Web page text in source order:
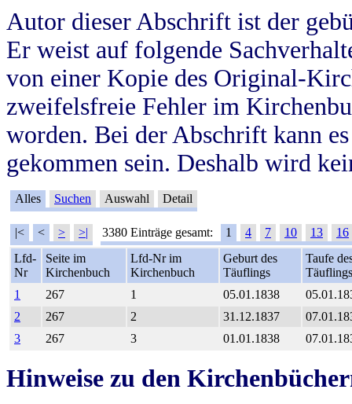
Autor dieser Abschrift ist der
Er weist auf folgende
von einer Kopie des Original-
zweifelsfreie Fehler im
worden. Bei der Abschrift kann
gekommen sein. Deshalb wird
Alles Suchen Auswahl Detail
|< < > >| 3380 Einträge gesamt: 1 4 7 10 13
16
Lfd-
Nr
Seite im
Kirchenbuch
Lfd-Nr im
Kirchenbuch
Geburt des
Täuflings
Taufe
Täuflings
1
267 1 05.01.1838
2
267 2 31.12.1837
3
267 3 01.01.1838
Hinweise zu den